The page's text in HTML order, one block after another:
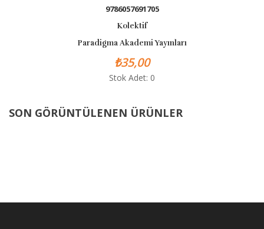
9786057691705
Kolektif
Paradigma Akademi Yayınları
₺35,00
Stok Adet: 0
SON GÖRÜNTÜLENEN ÜRÜNLER